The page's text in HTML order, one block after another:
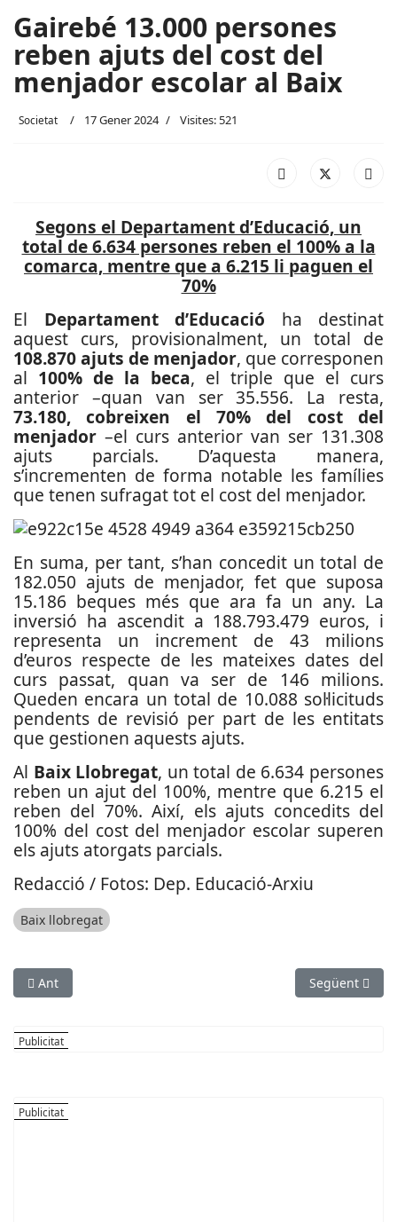
Gairebé 13.000 persones
reben ajuts del cost del
menjador escolar al Baix
Societat 17 Gener 2024 Visites: 521
Segons el Departament d’Educació, un
total de 6.634 persones reben el 100% a la
comarca, mentre que a 6.215 li paguen el
70%
El Departament d’Educació ha destinat
aquest curs, provisionalment, un total de
108.870 ajuts de menjador, que corresponen
al 100% de la beca, el triple que el curs
anterior –quan van ser 35.556. La resta,
73.180, cobreixen el 70% del cost del
menjador –el curs anterior van ser 131.308
ajuts parcials. D’aquesta manera,
s’incrementen de forma notable les famílies
que tenen sufragat tot el cost del menjador.
En suma, per tant, s’han concedit un total de
182.050 ajuts de menjador, fet que suposa
15.186 beques més que ara fa un any. La
inversió ha ascendit a 188.793.479 euros, i
representa un increment de 43 milions
d’euros respecte de les mateixes dates del
curs passat, quan va ser de 146 milions.
Queden encara un total de 10.088 sol·licituds
pendents de revisió per part de les entitats
que gestionen aquests ajuts.
Al Baix Llobregat, un total de 6.634 persones
reben un ajut del 100%, mentre que 6.215 el
reben del 70%. Així, els ajuts concedits del
100% del cost del menjador escolar superen
els ajuts atorgats parcials.
Redacció / Fotos: Dep. Educació-Arxiu
Baix llobregat
Article anterior: El conseller Campuzano visita la Fundació
Ant Article
Següent